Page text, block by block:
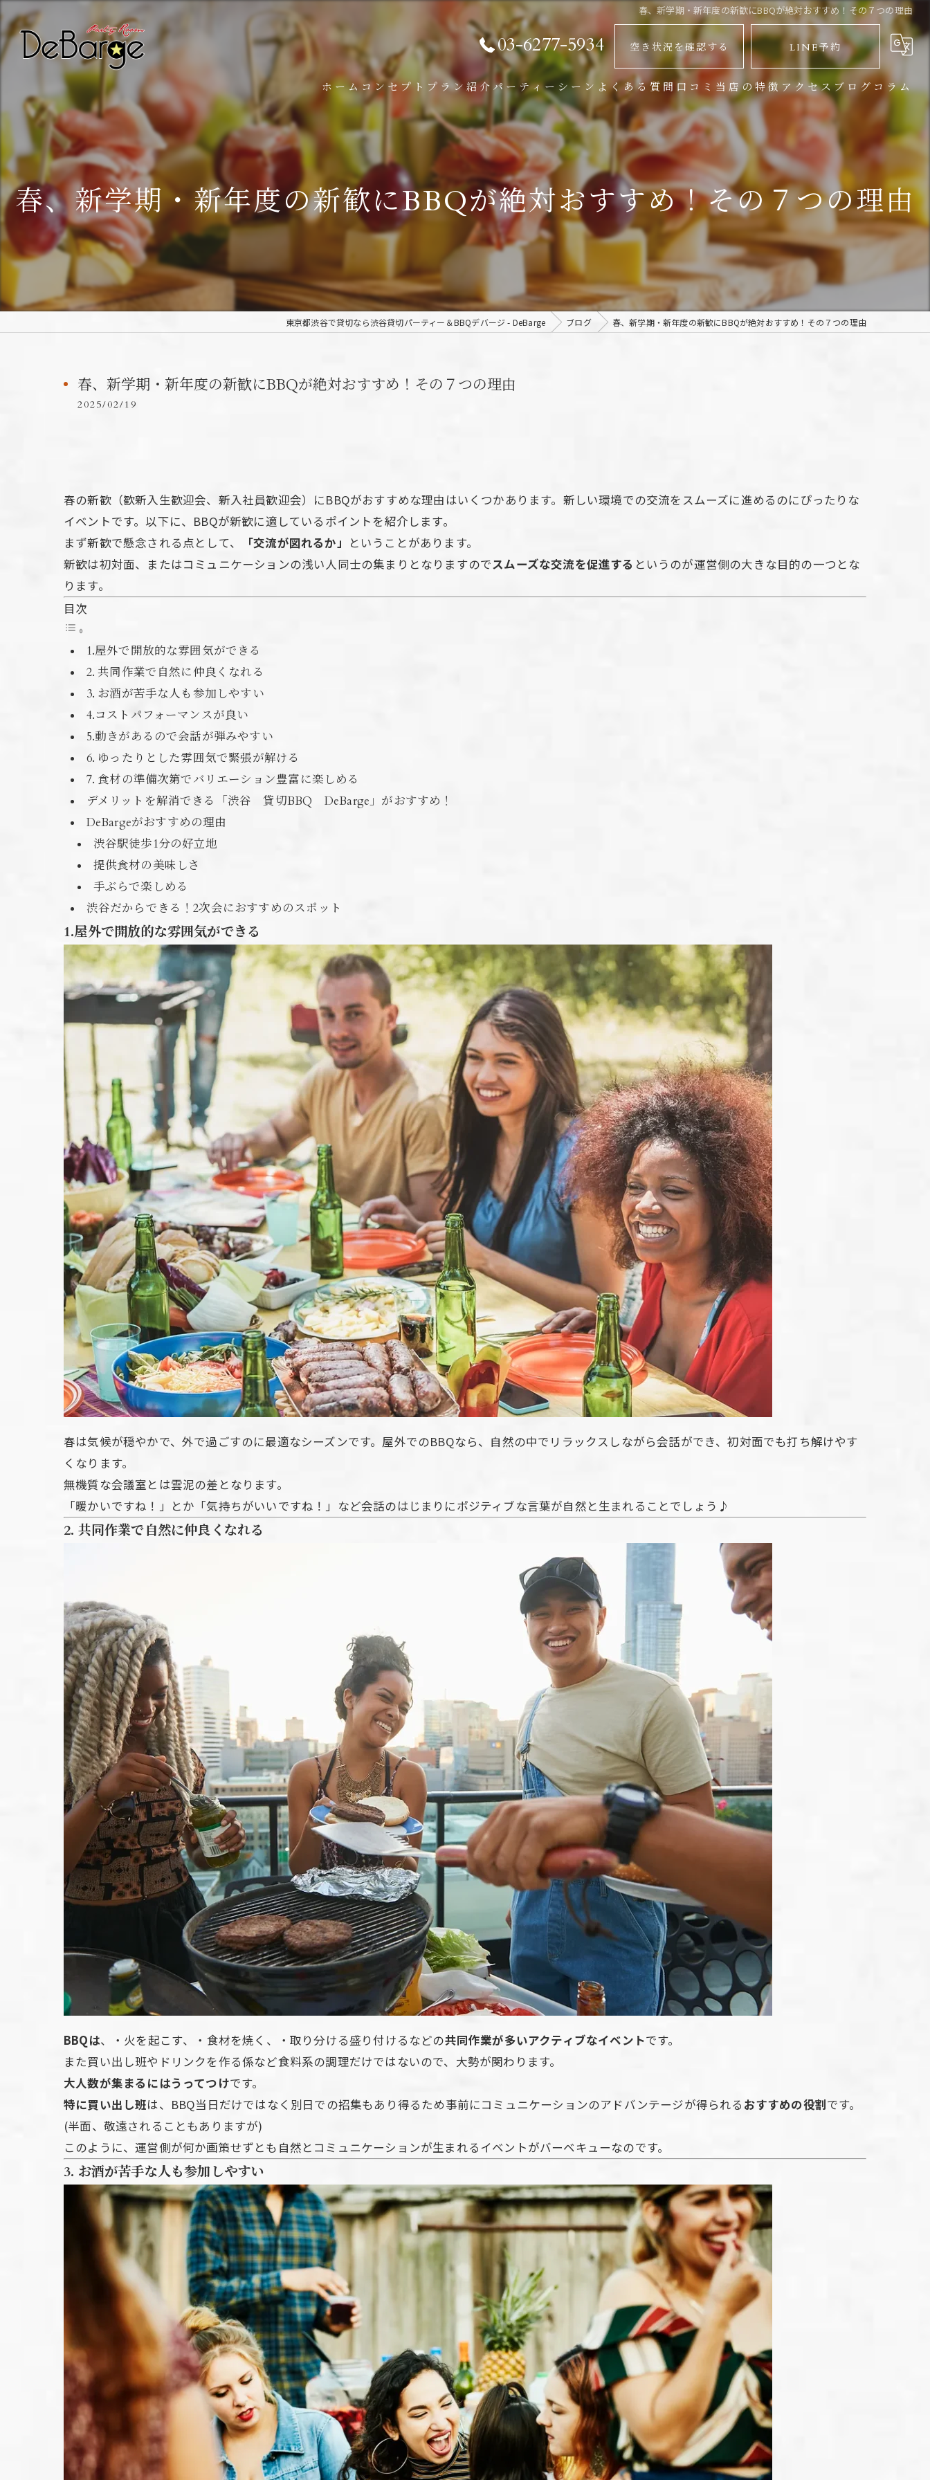
春、新学期・新年度の新歓にBBQが絶対おすすめ！その７つの理由
03-6277-5934 空き状況を確認する LINE予約
ホーム コンセプト プラン紹介
パーティープラン
学割プラン
オプション
パーティーシーン よくある質問 口コミ 当店の特徴
バーベキュー
パーティー
イベント
大人数
アクセス
地下鉄からお越しのお客様
JR渋谷駅からお越しのお客様
ブログ コラム
春、新学期・新年度の新歓にBBQが絶対おすすめ！その７つの理由
東京都渋谷で貸切なら渋谷貸切パーティー＆BBQデバージ - DeBarge ブログ 春、新学期・新年度の新歓にBBQが絶対おすすめ！その７つの理由
春、新学期・新年度の新歓にBBQが絶対おすすめ！その７つの理由
2025/02/19
春の新歓（歓新入生歓迎会、新入社員歓迎会）にBBQがおすすめな理由はいくつかあります。新しい環境での交流をスムーズに進めるのにぴったりな
イベントです。以下に、BBQが新歓に適しているポイントを紹介します。
まず新歓で懸念される点として、
「交流が図れるか」 ということがあります。
新歓は初対面、またはコミュニケーションの浅い人同士の集まりとなりますのでスムーズな交流を促進する というのが運営側の大きな目的の一つとな
ります。
目次
1.屋外で開放的な雰囲気ができる
2. 共同作業で自然に仲良くなれる
3. お酒が苦手な人も参加しやすい
4.コストパフォーマンスが良い
5.動きがあるので会話が弾みやすい
6. ゆったりとした雰囲気で緊張が解ける
7. 食材の準備次第でバリエーション豊富に楽しめる
デメリットを解消できる「渋谷 貸切BBQ DeBarge」がおすすめ！
DeBargeがおすすめの理由
渋谷駅徒歩1分の好立地
提供食材の美味しさ
手ぶらで楽しめる
渋谷だからできる！2次会におすすめのスポット
1.屋外で開放的な雰囲気ができる
春は気候が穏やかで、外で過ごすのに最適なシーズンです。屋外でのBBQなら、自然の中でリラックスしながら会話ができ、初対面でも打ち解けやす
くなります。
無機質な会議室とは雲泥の差となります。
「暖かいですね！」とか「気持ちがいいですね！」など会話のはじまりにポジティブな言葉が自然と生まれることでしょう♪
2. 共同作業で自然に仲良くなれる
BBQは、・火を起こす、・食材を焼く、・取り分ける盛り付けるなどの共同作業が多いアクティブなイベントです。
また買い出し班やドリンクを作る係など食料系の調理だけではないので、大勢が関わります。
大人数が集まるにはうってつけです。
特に買い出し班は、BBQ当日だけではなく別日での招集もあり得るため事前にコミュニケーションのアドバンテージが得られる おすすめの役割です。
(半面、敬遠されることもありますが)
このように、運営側が何か画策せずとも自然とコミュニケーションが生まれるイベントがバーベキューなのです。
3. お酒が苦手な人も参加しやすい
お問い合わせはこちら